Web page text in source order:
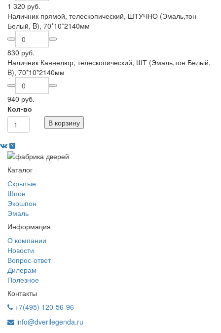
1 320 руб.
Наличник прямой, телескопический, ШТУЧНО (Эмаль,тон
Белый, B), 70*10*2140мм
830 руб.
Наличник Каннелюр, телескопический, ШТ (Эмаль,тон Белый,
B), 70*10*2140мм
940 руб.
Кол-во
В корзину
Каталог
Скрытые
Шпон
Экошпон
Эмаль
Информация
О компании
Новости
Вопрос-ответ
Дилерам
Полезное
Контакты
+7(495) 120-56-96
info@dverilegenda.ru